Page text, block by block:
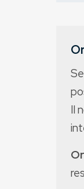
Il